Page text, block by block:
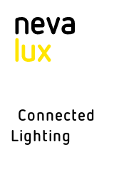
Connected
Lighting